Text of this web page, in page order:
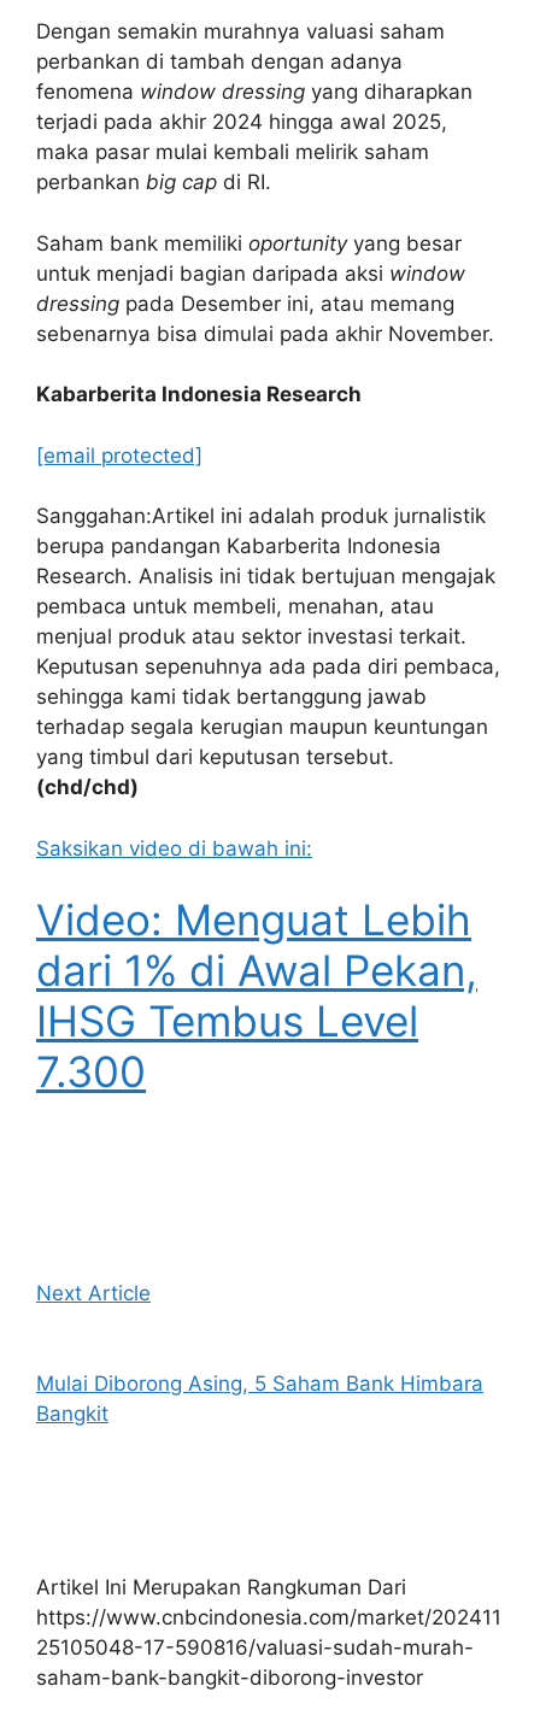
Dengan semakin murahnya valuasi saham
perbankan di tambah dengan adanya
fenomena window dressing yang diharapkan
terjadi pada akhir 2024 hingga awal 2025,
maka pasar mulai kembali melirik saham
perbankan big cap di RI.
Saham bank memiliki oportunityyang besar
untuk menjadi bagian daripada aksi window
dressing pada Desember ini, atau memang
sebenarnya bisa dimulai pada akhir November.
Kabarberita Indonesia Research
[email protected]
Sanggahan:Artikel ini adalah produk jurnalistik
berupa pandangan Kabarberita Indonesia
Research. Analisis ini tidak bertujuan mengajak
pembaca untuk membeli, menahan, atau
menjual produk atau sektor investasi terkait.
Keputusan sepenuhnya ada pada diri pembaca,
sehingga kami tidak bertanggung jawab
terhadap segala kerugian maupun keuntungan
yang timbul dari keputusan tersebut.
(chd/chd)
Saksikan video di bawah ini:
Video: Menguat Lebih
dari 1% di Awal Pekan,
IHSG Tembus Level
7.300
Next Article
Mulai Diborong Asing, 5 Saham Bank Himbara
Bangkit
Artikel Ini Merupakan Rangkuman Dari
https://www.cnbcindonesia.com/market/202411
25105048-17-590816/valuasi-sudah-murah-
saham-bank-bangkit-diborong-investor